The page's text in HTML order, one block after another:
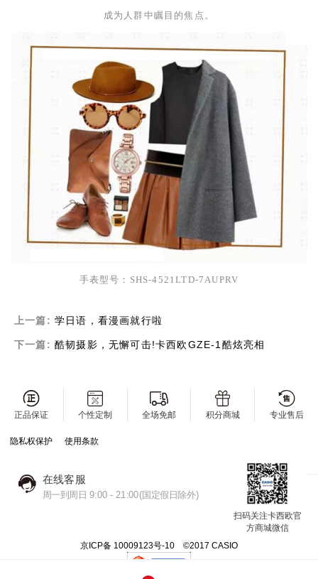
成为人群中瞩目的焦点。
手表型号： SHS-4521LTD-7AUPRV
上一篇: 学日语，看漫画就行啦
下一篇: 酷韧摄影，无懈可击!卡西欧GZE-1酷炫亮相
正品保证 个性定制 全场免邮 积分商城 专业售后
隐私权保护 使用条款
在线客服
周一到周日 9:00 - 21:00(国定假日除外)
扫码关注卡西欧官
方商城微信
京ICP备 10009123号-10 ©2017 CASIO